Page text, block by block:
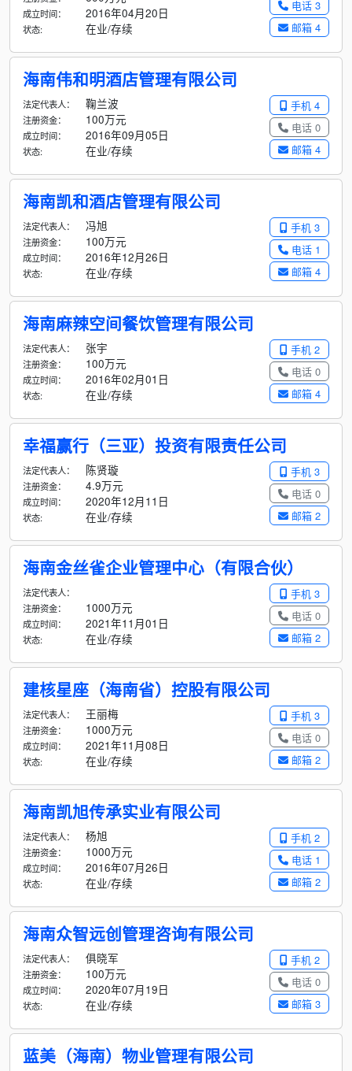
电话 3
邮箱 4
成立时间： 2016年04月20日
状态: 在业/存续
海南伟和明酒店管理有限公司
手机 4
电话 0
邮箱 4
法定代表人： 鞠兰波
注册资金： 100万元
成立时间： 2016年09月05日
状态: 在业/存续
海南凯和酒店管理有限公司
手机 3
电话 1
邮箱 4
法定代表人： 冯旭
注册资金： 100万元
成立时间： 2016年12月26日
状态: 在业/存续
海南麻辣空间餐饮管理有限公司
手机 2
电话 0
邮箱 4
法定代表人： 张宇
注册资金： 100万元
成立时间： 2016年02月01日
状态: 在业/存续
幸福赢行（三亚）投资有限责任公司
手机 3
电话 0
邮箱 2
法定代表人： 陈贤璇
注册资金： 4.9万元
成立时间： 2020年12月11日
状态: 在业/存续
海南金丝雀企业管理中心（有限合伙）
手机 3
电话 0
邮箱 2
法定代表人：
注册资金：
1000万元
成立时间： 2021年11月01日
状态: 在业/存续
建核星座（海南省）控股有限公司
手机 3
电话 0
邮箱 2
法定代表人： 王丽梅
注册资金： 1000万元
成立时间： 2021年11月08日
状态: 在业/存续
海南凯旭传承实业有限公司
手机 2
电话 1
邮箱 2
法定代表人： 杨旭
注册资金： 1000万元
成立时间： 2016年07月26日
状态: 在业/存续
海南众智远创管理咨询有限公司
手机 2
电话 0
邮箱 3
法定代表人： 俱晓军
注册资金： 100万元
成立时间： 2020年07月19日
状态: 在业/存续
蓝美（海南）物业管理有限公司